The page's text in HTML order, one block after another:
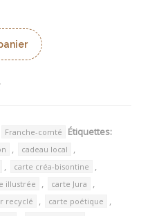
Franche-comté Étiquettes:
, cadeau local ,
, carte créa-bisontine ,
illustrée , carte Jura ,
recyclé , carte poétique ,